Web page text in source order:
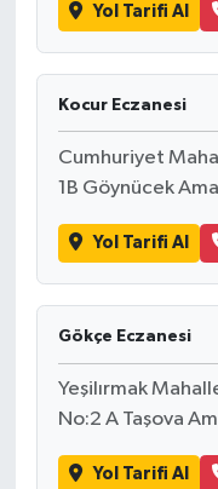
Yol Tarifi Al
Kocur Eczanesi
Cumhuriyet
1B Göynücek
Yol Tarifi Al
Gökçe Eczanesi
Yeşilırmak
No:2 A Taşova
Yol Tarifi Al